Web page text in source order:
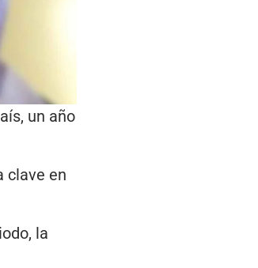
un año
clave en
la